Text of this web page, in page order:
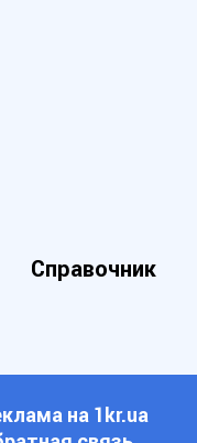
Справочник
на 1kr.ua